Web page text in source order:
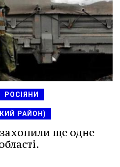
РОСІЯНИ
РАЙОН)
захопили ще одне